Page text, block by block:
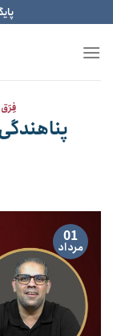
to
content
فِرَق
01
مرداد